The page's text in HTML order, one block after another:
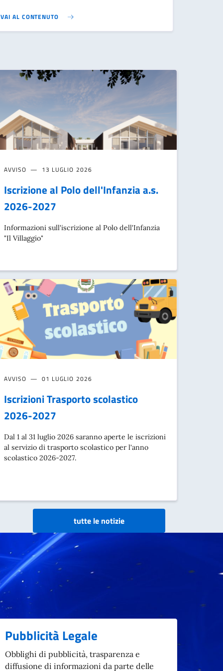
VAI AL CONTENUTO
AVVISO 13 LUGLIO 2026
Iscrizione al Polo dell'Infanzia a.s.
2026-2027
Informazioni sull'iscrizione al Polo dell'Infanzia
"Il Villaggio"
AVVISO 01 LUGLIO 2026
Iscrizioni Trasporto scolastico
2026-2027
Dal 1 al 31 luglio 2026 saranno aperte le iscrizioni
al servizio di trasporto scolastico per l'anno
scolastico 2026-2027.
tutte le notizie
Pubblicità Legale
Obblighi di pubblicità, trasparenza e
diffusione di informazioni da parte delle